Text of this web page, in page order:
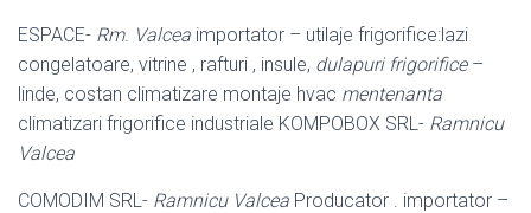
ESPACE- Rm. Valcea importator – utilaje frigorifice:lazi
congelatoare, vitrine , rafturi , insule, dulapuri frigorifice–
linde, costan climatizare montaje hvac mentenanta
climatizari frigorifice industriale KOMPOBOX SRL- Ramnicu
Valcea
COMODIM SRL- Ramnicu Valcea Producator . importator –